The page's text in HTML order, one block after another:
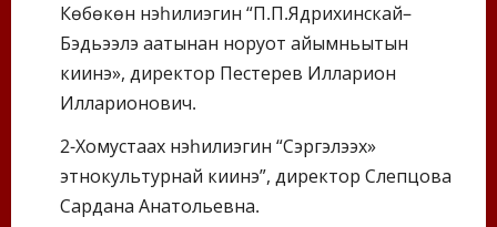
Көбөкөн нэһилиэгин “П.П.Ядрихинскай–
Бэдьээлэ аатынан норуот айымньытын
киинэ», директор Пестерев Илларион
Илларионович.
2-Хомустаах нэһилиэгин “Сэргэлээх»
этнокультурнай киинэ”, директор Слепцова
Сардана Анатольевна.